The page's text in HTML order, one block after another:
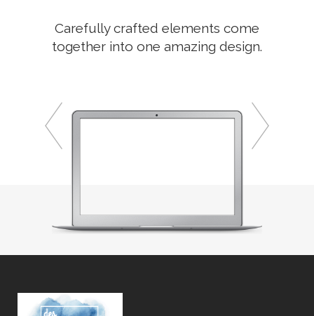
Carefully crafted elements come
together into one amazing design.